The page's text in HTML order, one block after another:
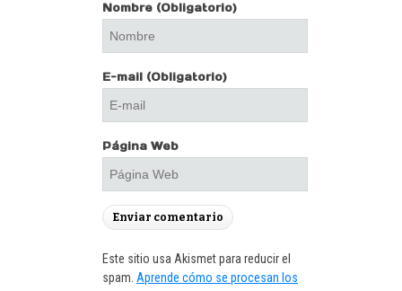
Nombre (Obligatorio)
E-mail (Obligatorio)
Página Web
Este sitio usa Akismet para reducir el
spam. Aprende cómo se procesan los